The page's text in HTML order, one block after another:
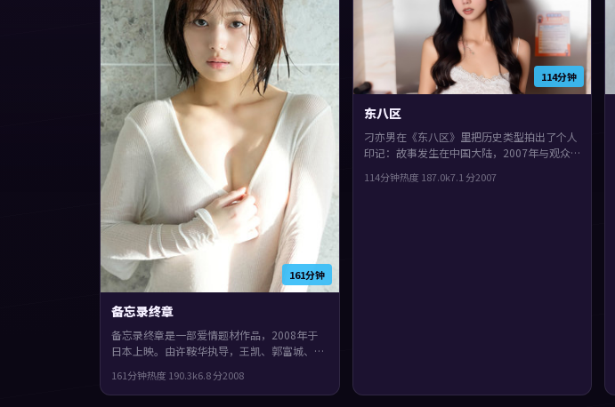
161分钟
备忘录终章
备忘录终章是一部爱情题材作品，2008年于
日本上映。由许鞍华执导，王凯、郭富城、孙
中爆发，整体完成度较高，适合喜欢细腻叙事
与人物刻画的观众。
161分钟热度 190.3k6.8分2008
114分钟
东八区
刁亦男在《东八区》里把历史类型拍出了个人
印记：故事发生在中国大陆，2007年与观众
戏份饱满，配角也有完整弧光，观感紧凑，值
114分钟热度 187.0k7.1 分2007